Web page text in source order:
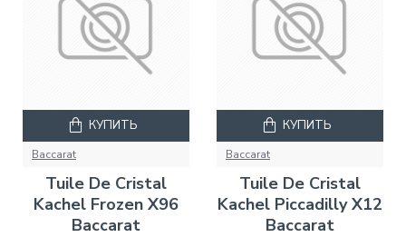
Baccarat
Tuile De Cristal
Kachel Frozen X96
Baccarat
КУПИТЬ
Baccarat
Tuile De Cristal
Kachel Piccadilly X12
Baccarat
КУПИТЬ